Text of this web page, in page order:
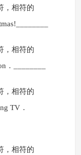
，相符的
，相符的
．________
，相符的
TV．
，相符的